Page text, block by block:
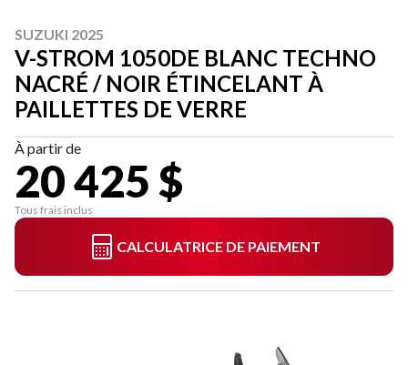
SUZUKI 2025
V-STROM 1050DE BLANC TECHNO
NACRÉ / NOIR ÉTINCELANT À
PAILLETTES DE VERRE
À partir de
20 425 $
Tous frais inclus
CALCULATRICE DE PAIEMENT